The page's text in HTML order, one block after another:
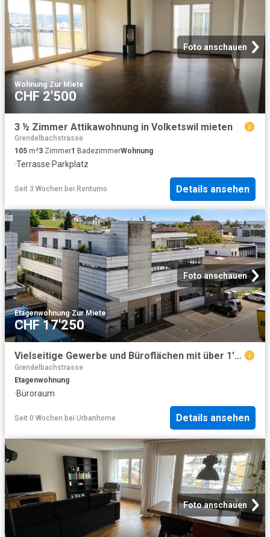
Foto anschauen
Wohnung·Zur Miete
CHF 2'500
3 ½ Zimmer Attikawohnung in Volketswil mieten
Grendelbachstrasse
105 m²3 Zimmer1 BadezimmerWohnung
·Terrasse·Parkplatz
Seit 3 Wochen bei Rentumo Details ansehen
Foto anschauen
Etagenwohnung·Zur Miete
CHF 17'250
Vielseitige Gewerbe und Büroflächen mit über 1'150 m² Nutzfläche
Grendelbachstrasse
Etagenwohnung
·Büroraum
Seit 0 Wochen bei Urbanhome Details ansehen
Foto anschauen